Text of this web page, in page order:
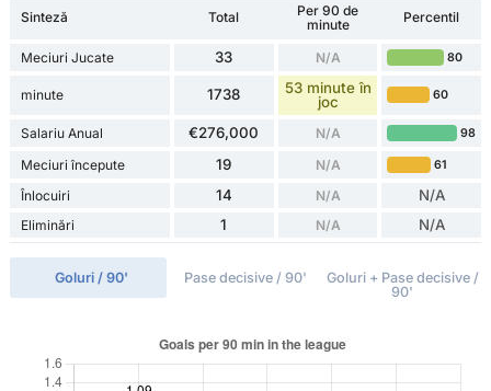
Sinteză Total
Per 90 de
minute
Percentil
Meciuri Jucate 33 N/A 80
minute 1738
53 minute în
joc
60
Salariu Anual €276,000 N/A 98
Meciuri începute 19 N/A 61
Înlocuiri 14 N/A N/A
Eliminări 1 N/A N/A
Goluri / 90' Pase decisive / 90'
Goluri + Pase decisive /
90'